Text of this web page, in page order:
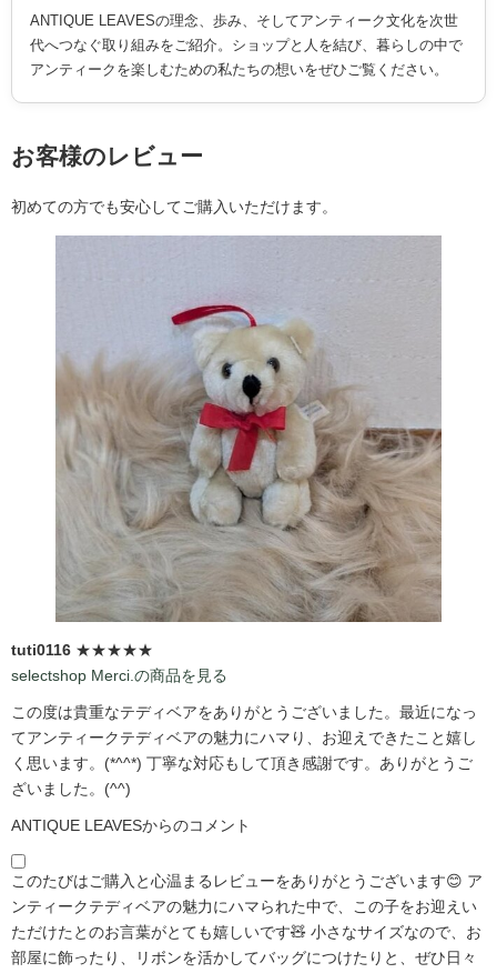
ANTIQUE LEAVESの理念、歩み、そしてアンティーク文化を次世
代へつなぐ取り組みをご紹介。ショップと人を結び、暮らしの中で
アンティークを楽しむための私たちの想いをぜひご覧ください。
お客様のレビュー
初めての方でも安心してご購入いただけます。
tuti0116 ★★★★★
selectshop Merci.の商品を見る
この度は貴重なテディベアをありがとうございました。最近になっ
てアンティークテディベアの魅力にハマり、お迎えできたこと嬉し
く思います。(*^^*) 丁寧な対応もして頂き感謝です。ありがとうご
ざいました。(^^)
ANTIQUE LEAVESからのコメント
このたびはご購入と心温まるレビューをありがとうございます😊 ア
ンティークテディベアの魅力にハマられた中で、この子をお迎えい
ただけたとのお言葉がとても嬉しいです🧸 小さなサイズなので、お
部屋に飾ったり、リボンを活かしてバッグにつけたりと、ぜひ日々